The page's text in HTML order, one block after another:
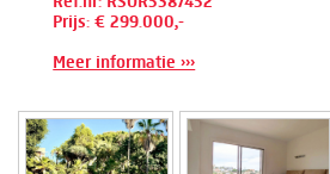
Prijs: € 299.000,-
Meer informatie ›››